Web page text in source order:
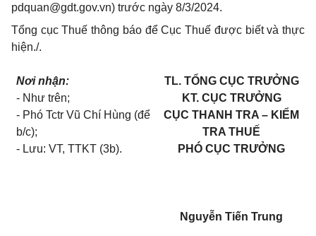
pdquan@gdt.gov.vn) trước ngày 8/3/2024.
Tổng cục Thuế thông báo để Cục Thuế được biết và thực
hiện./.
Nơi nhận:
- Như trên;
- Phó Tctr Vũ Chí Hùng (để
b/c);
- Lưu: VT, TTKT (3b).
TL. TỔNG CỤC TRƯỞNG
KT. CỤC TRƯỞNG
CỤC THANH TRA – KIỂM
TRA THUẾ
PHÓ CỤC TRƯỞNG
Nguyễn Tiến Trung